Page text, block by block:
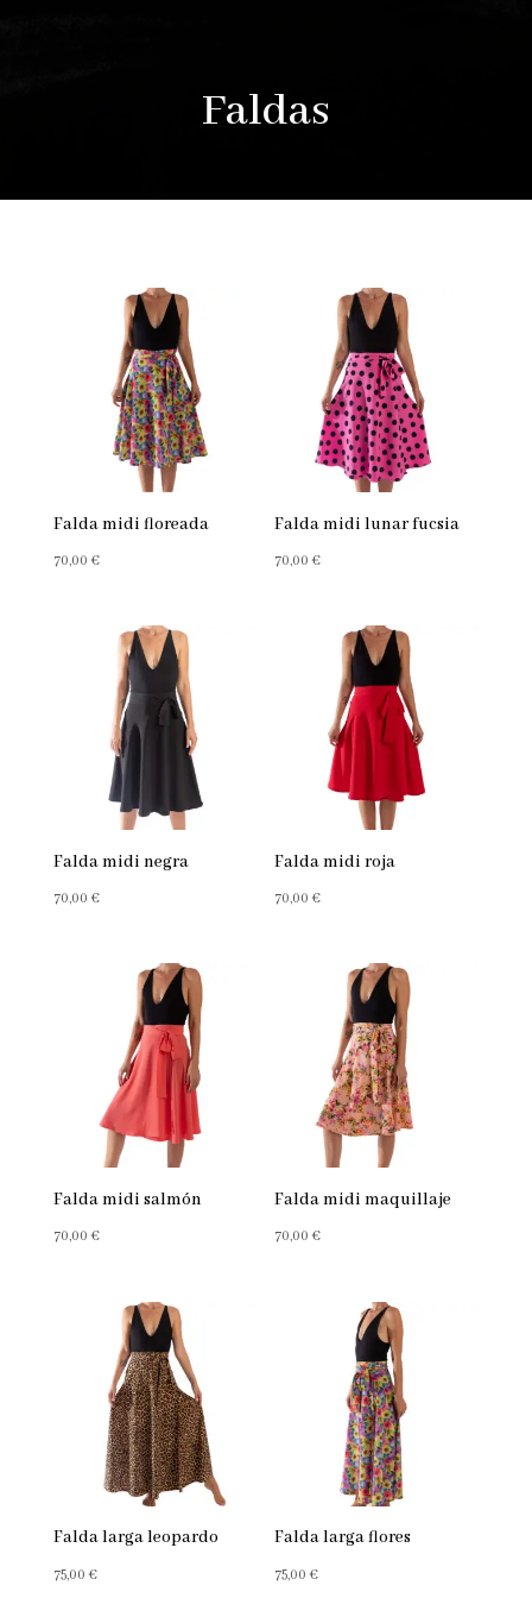
Faldas
Falda midi floreada
70,00 €
Falda midi lunar fucsia
70,00€
Falda midi negra
70,00 €
Falda midi roja
70,00€
Falda midi salmón
70,00 €
Falda midi maquillaje
70,00€
Falda larga leopardo
75,00 €
Falda larga flores
75,00€